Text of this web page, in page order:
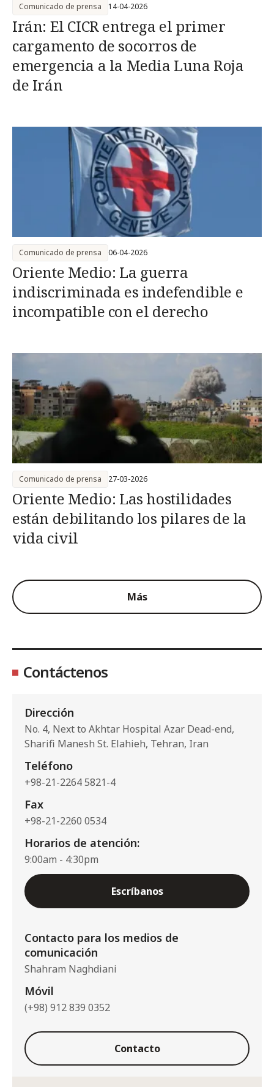
Irán: El CICR entrega el primer
cargamento de socorros de
emergencia a la Media Luna Roja
de Irán
Comunicado de prensa 14-04-2026
Oriente Medio: La guerra
indiscriminada es indefendible e
incompatible con el derecho
Comunicado de prensa 06-04-2026
Oriente Medio: Las hostilidades
están debilitando los pilares de la
vida civil
Comunicado de prensa 27-03-2026
Más
Contáctenos
Dirección
No. 4, Next to Akhtar Hospital Azar Dead-end,
Sharifi Manesh St. Elahieh, Tehran, Iran
Teléfono
+98-21-2264 5821-4
Fax
+98-21-2260 0534
Horarios de atención:
9:00am - 4:30pm
Escríbanos
Contacto para los medios de
comunicación
Shahram Naghdiani
Móvil
(+98) 912 839 0352
Contacto